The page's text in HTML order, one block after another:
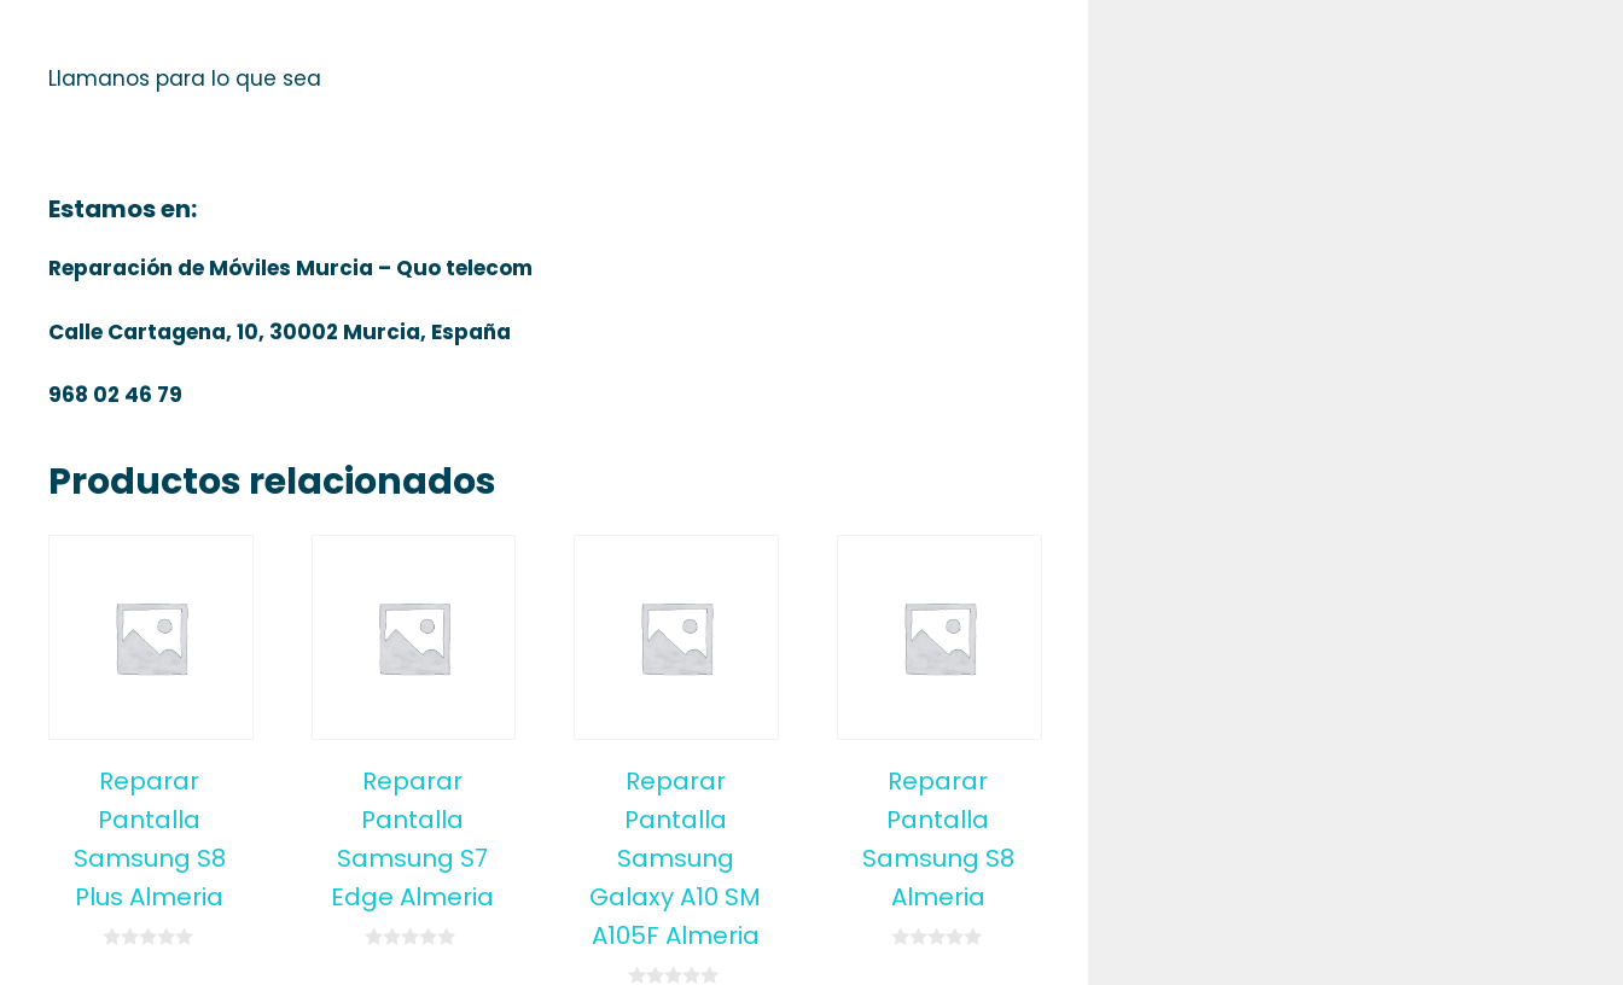
Llamanos para lo que sea
Estamos en:
Reparación de Móviles Murcia – Quo telecom
Calle Cartagena, 10, 30002 Murcia, España
968 02 46 79
Productos relacionados
Reparar
Pantalla
Samsung S8
Plus Almeria
Reparar
Pantalla
Samsung S7
Edge Almeria
Reparar
Pantalla
Samsung
Galaxy A10 SM
A105F Almeria
Reparar
Pantalla
Samsung S8
Almeria